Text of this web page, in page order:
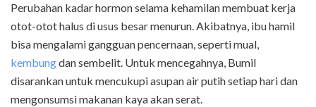
Perubahan kadar hormon selama kehamilan membuat kerja
otot-otot halus di usus besar menurun. Akibatnya, ibu hamil
bisa mengalami gangguan pencernaan, seperti mual,
kembungdan sembelit. Untuk mencegahnya, Bumil
disarankan untuk mencukupi asupan air putih setiap hari dan
mengonsumsi makanan kaya akan serat.